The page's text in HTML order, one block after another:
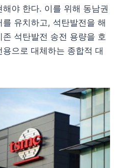
야 한다. 이를 위해 동남권
유치하고, 석탄발전을 해
석탄발전 송전 용량을 호
으로 대체하는 종합적 대